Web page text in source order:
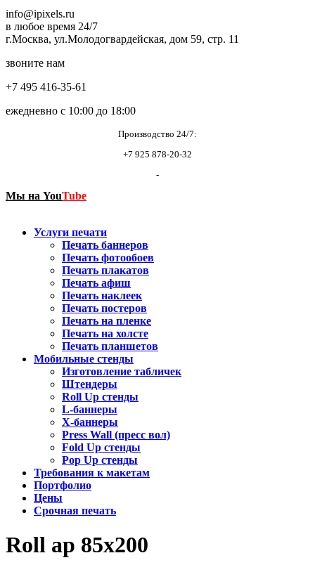
info@ipixels.ru
в любое время 24/7
г.Москва, ул.Молодогвардейская, дом 59, стр. 11
звоните нам
+7 495 416-35-61
ежедневно с 10:00 до 18:00
Производство 24/7:
+7 925 878-20-32
-
Мы на YouTube
Услуги печати
Печать баннеров
Печать фотообоев
Печать плакатов
Печать афиш
Печать наклеек
Печать постеров
Печать на пленке
Печать на холсте
Печать планшетов
Мобильные стенды
Изготовление табличек
Штендеры
Roll Up стенды
L-баннеры
X-баннеры
Press Wall (пресс вол)
Fold Up стенды
Pop Up стенды
Требования к макетам
Портфолио
Цены
Срочная печать
Roll ap 85х200